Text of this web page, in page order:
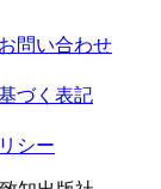
問い合わせ
づく表記
シー